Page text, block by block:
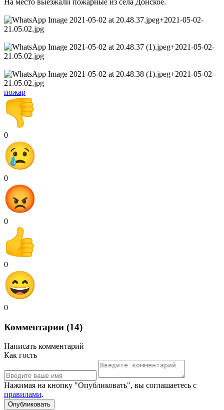
пожар
0
0
0
0
0
Комментарии (14)
Написать комментарий
Как гость
Нажимая на кнопку "Опубликовать", вы соглашаетесь с
правилами.